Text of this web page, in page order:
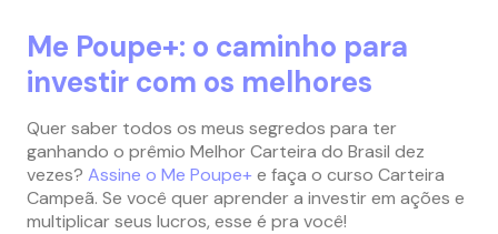
Me Poupe+: o caminho para
investir com os melhores
Quer saber todos os meus segredos para ter
ganhando o prêmio Melhor Carteira do Brasil dez
vezes? Assine o Me Poupe+ e faça o curso Carteira
Campeã. Se você quer aprender a investir em ações e
multiplicar seus lucros, esse é pra você!